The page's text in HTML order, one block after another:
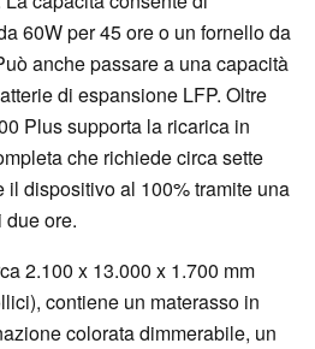
60W per 45 ore o un fornello da
anche passare a una capacità
di espansione LFP. Oltre
Plus supporta la ricarica in
che richiede circa sette
il dispositivo al 100% tramite una
due ore.
2.100 x 13.000 x 1.700 mm
contiene un materasso in
colorata dimmerabile, un